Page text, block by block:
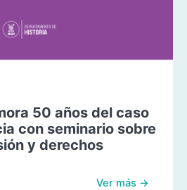
50 años del caso
con seminario sobre
y derechos
Ver más →